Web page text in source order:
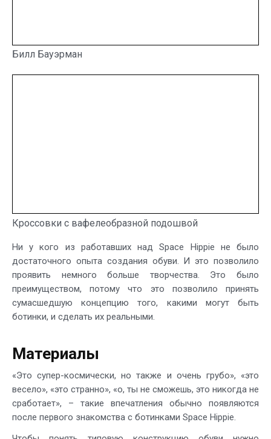
Билл Бауэрман
Кроссовки с вафелеобразной подошвой
Ни у кого из работавших над Space Hippie не было
достаточного опыта создания обуви. И это позволило
проявить немного больше творчества. Это было
преимуществом, потому что это позволило принять
сумасшедшую концепцию того, какими могут быть
ботинки, и сделать их реальными.
Материалы
«Это супер-космически, но также и очень грубо», «это
весело», «это странно», «о, ты не сможешь, это никогда не
сработает», – такие впечатления обычно появляются
после первого знакомства с ботинками Space Hippie.